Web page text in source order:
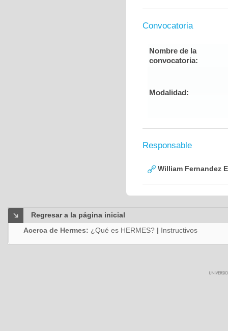
Convocatoria
Nombre de la
convocatoria:
Modalidad:
Responsable
William Fernandez
Regresar a la página inicial
Acerca de Hermes: ¿Qué es HERMES? | Instructivos